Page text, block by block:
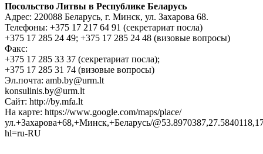
Посольство Литвы в Республике Беларусь
Адрес: 220088 Беларусь, г. Минск, ул. Захарова 68.
Телефоны: +375 17 217 64 91 (секретариат посла)
+375 17 285 24 49; +375 17 285 24 48 (визовые вопросы)
Факс:
+375 17 285 33 37 (секретариат посла);
+375 17 285 31 74 (визовые вопросы)
Эл.почта: amb.by@urm.lt
konsulinis.by@urm.lt
Сайт: http://by.mfa.lt
На карте: https://www.google.com/maps/place/
ул.+Захарова+68,+Минск,+Беларусь/
hl=ru-RU